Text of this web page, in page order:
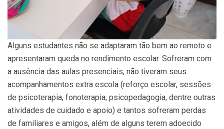
Alguns estudantes não se adaptaram tão bem ao remoto e
apresentaram queda no rendimento escolar. Sofreram com
a ausência das aulas presenciais, não tiveram seus
acompanhamentos extra escola (reforço escolar, sessões
de psicoterapia, fonoterapia, psicopedagogia, dentre outras
atividades de cuidado e apoio) e tantos sofreram perdas
de familiares e amigos, além de alguns terem adoecido